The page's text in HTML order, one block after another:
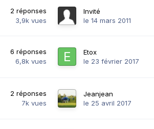
2 réponses
3,9k vues
Invité
le 14 mars 2011
6 réponses
6,8k vues
Etox
le 23 février 2017
2 réponses
7k vues
Jeanjean
le 25 avril 2017